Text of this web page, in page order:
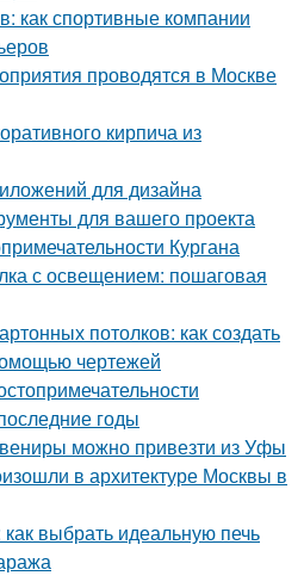
как спортивные компании
проводятся в Москве
кирпича из
для дизайна
для вашего проекта
Кургана
с освещением: пошаговая
потолков: как создать
чертежей
годы
можно привезти из Уфы
в архитектуре Москвы в
выбрать идеальную печь